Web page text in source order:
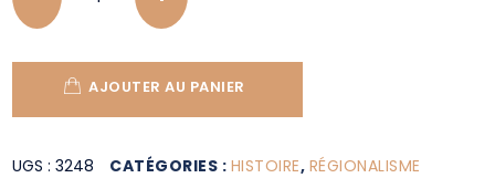
AJOUTER AU PANIER
UGS :3248 CATÉGORIES : HISTOIRE, RÉGIONALISME